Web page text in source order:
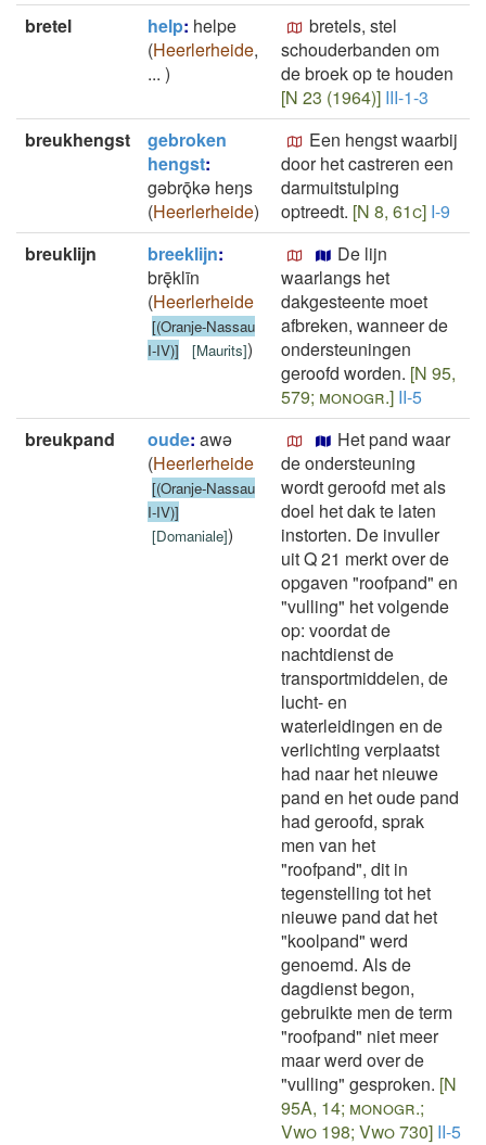
bretel help: helpe
(Heerlerheide,
... )
bretels, stel
schouderbanden om
de broek op te houden
[N 23 (1964)] III-1-3
breukhengst
gebroken
hengst:
gǝbrǭkǝ heŋs
(Heerlerheide)
Een hengst waarbij
door het castreren een
darmuitstulping
optreedt. [N 8, 61c] I-9
breuklijn
breeklijn:
brę̄klīn
(Heerlerheide
[(Oranje-Nassau
I-IV)]
[Maurits])
De lijn
waarlangs het
dakgesteente moet
afbreken, wanneer de
ondersteuningen
geroofd worden. [N 95,
579; monogr.] II-5
breukpand
oude: awǝ
(Heerlerheide
[(Oranje-Nassau
I-IV)]
[Domaniale])
Het pand waar
de ondersteuning
wordt geroofd met als
doel het dak te laten
instorten. De invuller
uit Q 21 merkt over de
opgaven "roofpand" en
"vulling" het volgende
op: voordat de
nachtdienst de
transportmiddelen, de
lucht- en
waterleidingen en de
verlichting verplaatst
had naar het nieuwe
pand en het oude pand
had geroofd, sprak
men van het
"roofpand", dit in
tegenstelling tot het
nieuwe pand dat het
"koolpand" werd
genoemd. Als de
dagdienst begon,
gebruikte men de term
"roofpand" niet meer
maar werd over de
"vulling" gesproken. [N
95A, 14; monogr.;
Vwo 198; Vwo 730] II-5